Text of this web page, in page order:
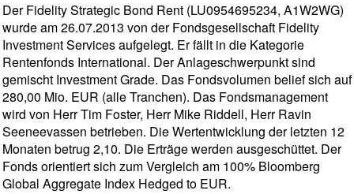
Der Fidelity Strategic Bond Rent (LU0954695234, A1W2WG)
wurde am 26.07.2013 von der Fondsgesellschaft Fidelity
Investment Services aufgelegt. Er fällt in die Kategorie
Rentenfonds International. Der Anlageschwerpunkt sind
gemischt Investment Grade. Das Fondsvolumen belief sich auf
280,00 Mio. EUR (alle Tranchen). Das Fondsmanagement
wird von Herr Tim Foster, Herr Mike Riddell, Herr Ravin
Seeneevassen betrieben. Die Wertentwicklung der letzten 12
Monaten betrug 2,10. Die Erträge werden ausgeschüttet. Der
Fonds orientiert sich zum Vergleich am 100% Bloomberg
Global Aggregate Index Hedged to EUR.